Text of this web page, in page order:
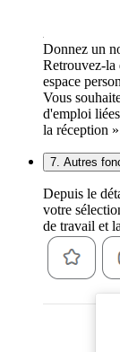
Donnez un
Retrouvez-la
espace
Vous
d'emploi
la réception
7. Autres
Depuis le
votre
de travail et